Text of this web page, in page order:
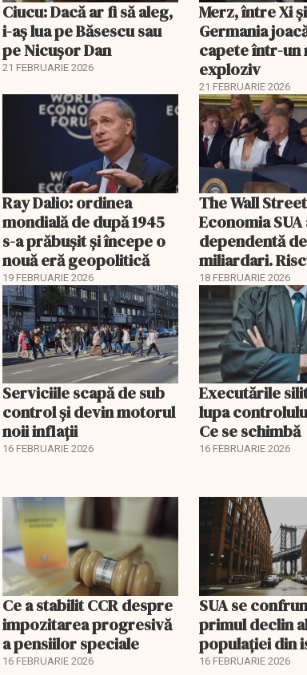
Ciucu: Dacă ar fi să aleg,
i-aș lua pe Băsescu sau
pe Nicușor Dan
21 FEBRUARIE 2026
Merz, între Xi
Germania
capete într-un
exploziv
21 FEBRUARIE 2026
Ray Dalio: ordinea
mondială de după 1945
s-a prăbușit și începe o
nouă eră geopolitică
19 FEBRUARIE 2026
The Wall
Economia
dependentă de
miliardari.
pentru burse
18 FEBRUARIE 2026
Serviciile scapă de sub
control și devin motorul
noii inflații
16 FEBRUARIE 2026
Executările
lupa
Ce se schimbă
16 FEBRUARIE 2026
Ce a stabilit CCR despre
impozitarea progresivă
a pensiilor speciale
16 FEBRUARIE 2026
SUA se
primul declin
populației din
16 FEBRUARIE 2026